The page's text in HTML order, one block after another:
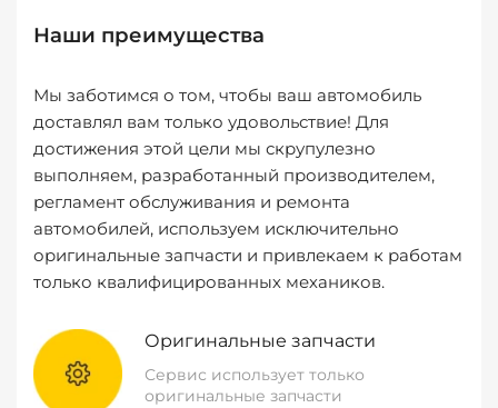
Наши преимущества
Мы заботимся о том, чтобы ваш автомобиль
доставлял вам только удовольствие! Для
достижения этой цели мы скрупулезно
выполняем, разработанный производителем,
регламент обслуживания и ремонта
автомобилей, используем исключительно
оригинальные запчасти и привлекаем к работам
только квалифицированных механиков.
Оригинальные запчасти
Сервис использует только
оригинальные запчасти